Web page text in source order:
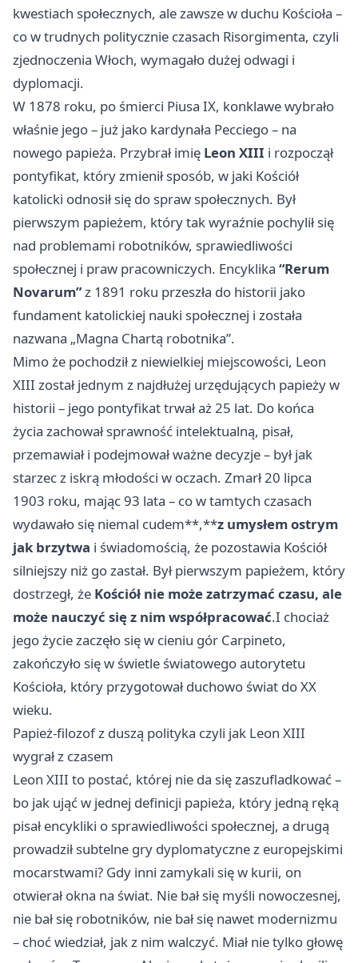
kwestiach społecznych, ale zawsze w duchu Kościoła –
co w trudnych politycznie czasach Risorgimenta, czyli
zjednoczenia Włoch, wymagało dużej odwagi i
dyplomacji.
W 1878 roku, po śmierci Piusa IX, konklawe wybrało
właśnie jego – już jako kardynała Pecciego – na
nowego papieża. Przybrał imię Leon XIII i rozpoczął
pontyfikat, który zmienił sposób, w jaki Kościół
katolicki odnosił się do spraw społecznych. Był
pierwszym papieżem, który tak wyraźnie pochylił się
nad problemami robotników, sprawiedliwości
społecznej i praw pracowniczych. Encyklika “Rerum
Novarum”z 1891 roku przeszła do historii jako
fundament katolickiej nauki społecznej i została
nazwana „Magna Chartą robotnika”.
Mimo że pochodził z niewielkiej miejscowości, Leon
XIII został jednym z najdłużej urzędujących papieży w
historii – jego pontyfikat trwał aż 25 lat. Do końca
życia zachował sprawność intelektualną, pisał,
przemawiał i podejmował ważne decyzje – był jak
starzec z iskrą młodości w oczach. Zmarł 20 lipca
1903 roku, mając 93 lata – co w tamtych czasach
wydawało się niemal cudem**,**z umysłem ostrym
jak brzytwa i świadomością, że pozostawia Kościół
silniejszy niż go zastał. Był pierwszym papieżem, który
dostrzegł, że Kościół nie może zatrzymać czasu, ale
może nauczyć się z nim współpracować.I chociaż
jego życie zaczęło się w cieniu gór Carpineto,
zakończyło się w świetle światowego autorytetu
Kościoła, który przygotował duchowo świat do XX
wieku.
Papież-filozof z duszą polityka czyli jak Leon XIII
wygrał z czasem
Leon XIII to postać, której nie da się zaszufladkować –
bo jak ująć w jednej definicji papieża, który jedną ręką
pisał encykliki o sprawiedliwości społecznej, a drugą
prowadził subtelne gry dyplomatyczne z europejskimi
mocarstwami? Gdy inni zamykali się w kurii, on
otwierał okna na świat. Nie bał się myśli nowoczesnej,
nie bał się robotników, nie bał się nawet modernizmu
– choć wiedział, jak z nim walczyć. Miał nie tylko głowę